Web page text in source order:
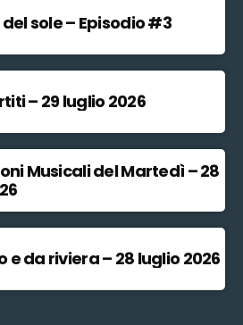
sole – Episodio #3
– 29 luglio 2026
Musicali del Martedì – 28
e da riviera – 28 luglio 2026